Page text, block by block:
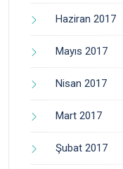
Haziran 2017
Mayıs 2017
Nisan 2017
Mart 2017
Şubat 2017